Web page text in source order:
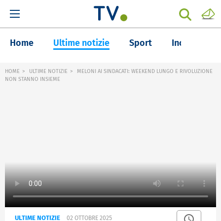
Home Ultime notizie Sport Inchieste
HOME ULTIME NOTIZIE
MELONI AI SINDACATI: WEEKEND LUNGO E RIVOLUZIONE
NON STANNO INSIEME
ULTIME NOTIZIE 02 OTTOBRE 2025